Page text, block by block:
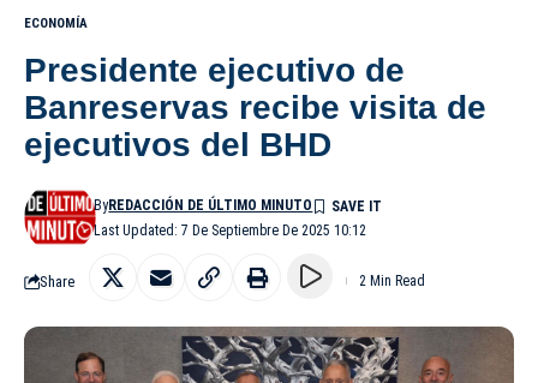
ECONOMÍA
Presidente ejecutivo de
Banreservas recibe visita de
ejecutivos del BHD
Last Updated: 7 De Septiembre De 2025 10:12
ByREDACCIÓN DE ÚLTIMO MINUTO
Share 2 Min Read